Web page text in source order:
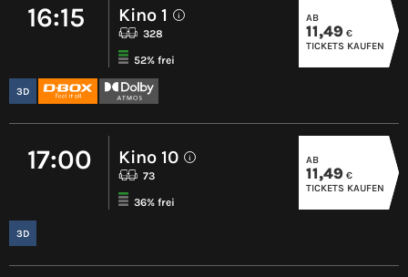
16:15 Kino 1 i
328
52% frei
3D
AB
11,49 €
TICKETS KAUFEN
17:00 Kino 10 i
73
36% frei
3D
AB
11,49 €
TICKETS KAUFEN